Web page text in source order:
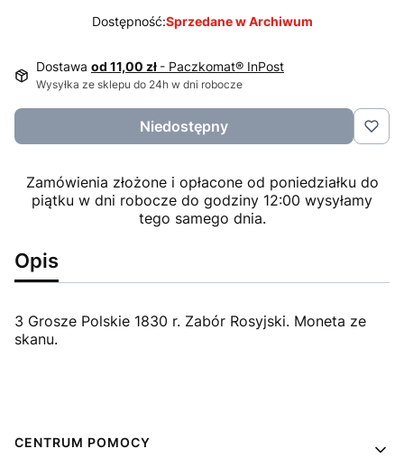
Dostępność:Sprzedane w Archiwum
Dostawa od 11,00 zł - Paczkomat® InPost
Wysyłka ze sklepu do 24h w dni robocze
Niedostępny
Zamówienia złożone i opłacone od poniedziałku do
piątku w dni robocze do godziny 12:00 wysyłamy
tego samego dnia.
Opis
3 Grosze Polskie 1830 r. Zabór Rosyjski. Moneta ze
skanu.
Linki w stopce
CENTRUM POMOCY